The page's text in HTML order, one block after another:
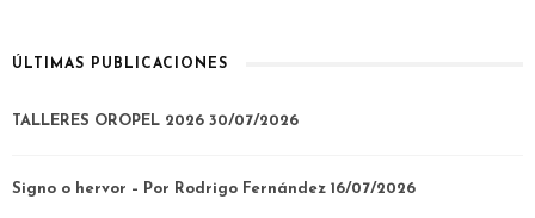
ÚLTIMAS PUBLICACIONES
TALLERES OROPEL 2026 30/07/2026
Signo o hervor – Por Rodrigo Fernández 16/07/2026